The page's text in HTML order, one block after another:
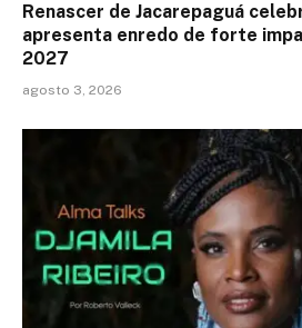
Renascer de Jacarepaguá
apresenta enredo de forte
2027
agosto 3, 2026